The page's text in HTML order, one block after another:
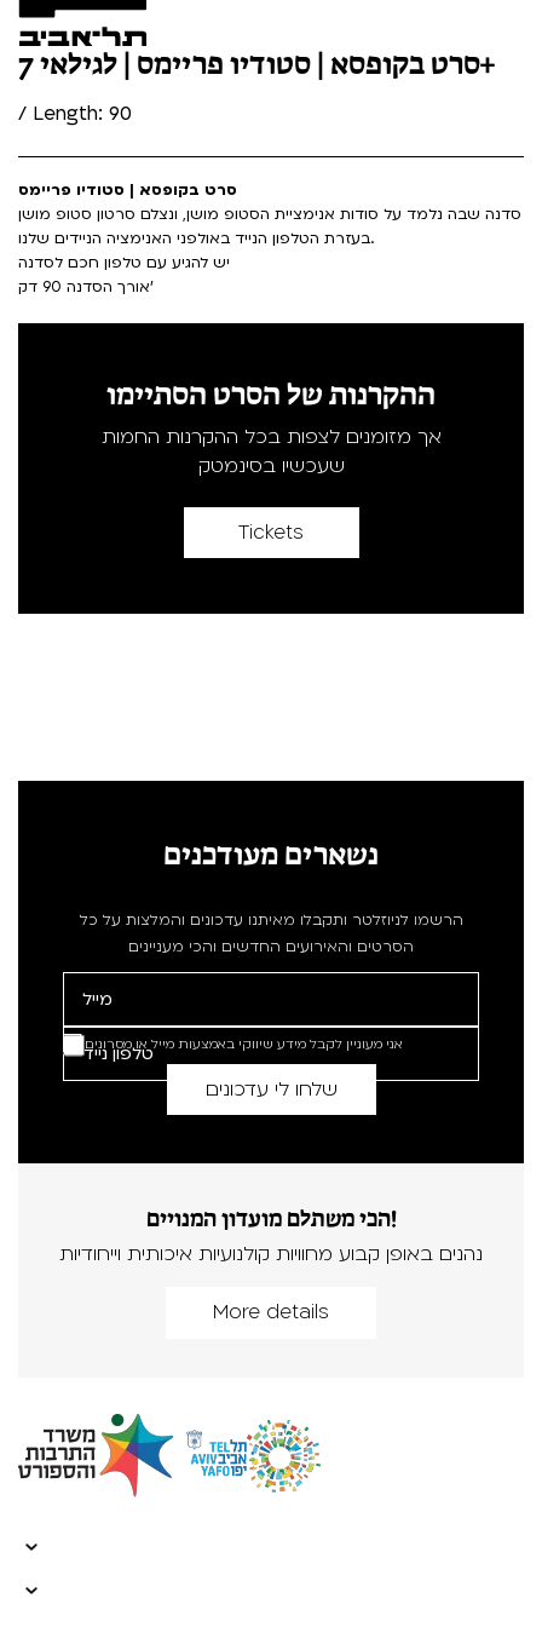
סרט בקופסא | סטודיו פריימס | לגילאי 7+
/ Length: 90
סרט בקופסא | סטודיו פריימס
סדנה שבה נלמד על סודות אנימציית הסטופ מושן, ונצלם סרטון סטופ מושן
בעזרת הטלפון הנייד באולפני האנימציה הניידים שלנו.
יש להגיע עם טלפון חכם לסדנה
אורך הסדנה 90 דק'
ההקרנות של הסרט הסתיימו
אך מזומנים לצפות בכל ההקרנות החמות
שעכשיו בסינמטק
Tickets
נשארים מעודכנים
הרשמו לניוזלטר ותקבלו מאיתנו עדכונים והמלצות על כל
הסרטים והאירועים החדשים והכי מעניינים
אני מעוניין לקבל מידע שיווקי באמצעות מייל או מסרונים
הכי משתלם מועדון המנויים!
נהנים באופן קבוע מחוויות קולנועיות איכותית וייחודיות
More details